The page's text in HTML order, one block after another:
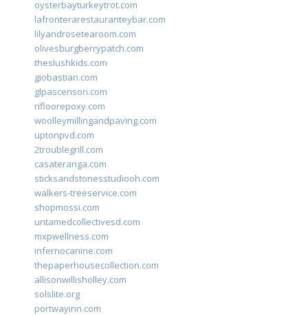
oysterbayturkeytrot.com
lafronterarestauranteybar.com
lilyandrosetearoom.com
olivesburgberrypatch.com
theslushkids.com
giobastian.com
glpascensori.com
rifloorepoxy.com
woolleymillingandpaving.com
uptonpvd.com
2troublegrill.com
casateranga.com
sticksandstonesstudiooh.com
walkers-treeservice.com
shopmossi.com
untamedcollectivesd.com
mxpwellness.com
infernocanine.com
thepaperhousecollection.com
allisonwillisholley.com
solslite.org
portwayinn.com